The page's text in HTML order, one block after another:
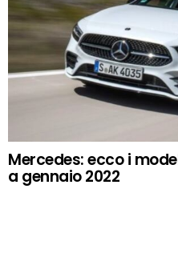
Mercedes: ecco i
a gennaio 2022